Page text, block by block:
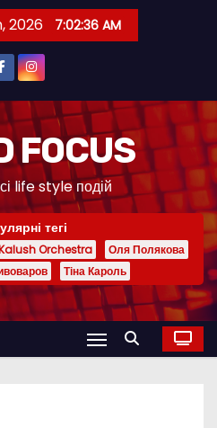
2026 7:02:37 AM
FOCUS
life style подій
тегі
Orchestra
Оля Полякова
Тіна Кароль